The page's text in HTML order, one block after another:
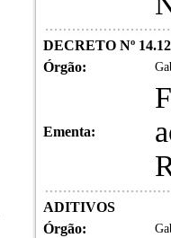
DECRETO Nº
Órgão:
Ementa:
ADITIVOS
Órgão: